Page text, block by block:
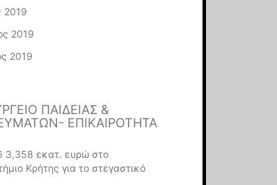
2019
2019
2019
ΠΑΙΔΕΊΑΣ &
ΕΠΙΚΑΙΡΌΤΗΤΑ
3,358 εκατ. ευρώ στο
Κρήτης για το στεγαστικό